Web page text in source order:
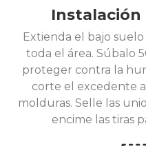
Instalación
Extienda el bajo
toda el área. Súbalo
proteger contra la
corte el excedente
molduras. Selle las
encime las tiras